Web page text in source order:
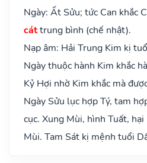
Ngày: Ất Sửu; tức Can khắc
cáttrung bình (chế nhật).
Nạp âm: Hải Trung Kim kị
Ngày thuộc hành Kim khắc
Kỷ Hợi nhờ Kim khắc mà
Ngày Sửu lục hợp Tý, tam
cục. Xung Mùi, hình Tuất,
Mùi. Tam Sát kị mệnh tuổi